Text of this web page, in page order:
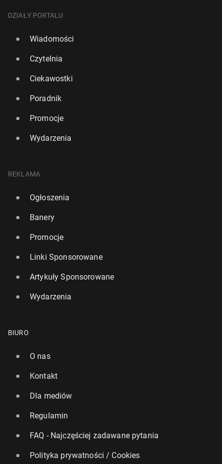
DZIAŁY PORTALU
Wiadomości
Czytelnia
Ciekawostki
Poradnik
Promocje
Wydarzenia
REKLAMA
Ogłoszenia
Banery
Promocje
Linki Sponsorowane
Artykuły Sponsorowane
Wydarzenia
BIURO
O nas
Kontakt
Dla mediów
Regulamin
FAQ - Najczęściej zadawane pytania
Polityka prywatności / Cookies